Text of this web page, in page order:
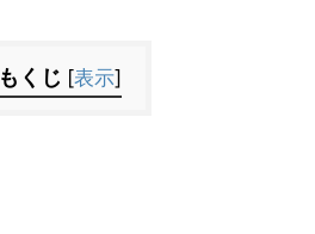
もくじ [表示]